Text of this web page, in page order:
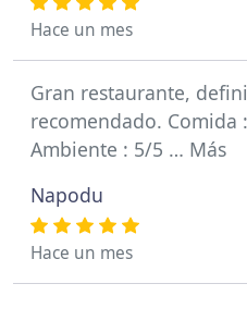
Hace un mes
Gran restaurante,
recomendado.
Ambiente : 5/5 … Más
Napodu
Hace un mes